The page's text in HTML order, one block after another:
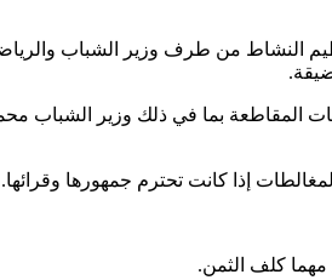
النشاط من طرف وزير الشباب
بما في ذلك وزير الشباب
إذا كانت تحترم جمهورها وقرائها.
مهما كلف الثمن.